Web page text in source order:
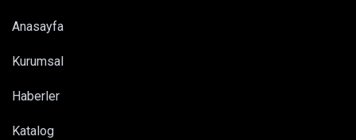
Anasayfa
Kurumsal
Haberler
Katalog